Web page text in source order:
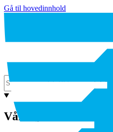
Gå til hovedinnhold
Våre tjenester